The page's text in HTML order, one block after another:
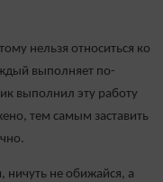
нельзя относиться ко
выполняет по-
выполнил эту работу
тем самым заставить
ничуть не обижайся, а